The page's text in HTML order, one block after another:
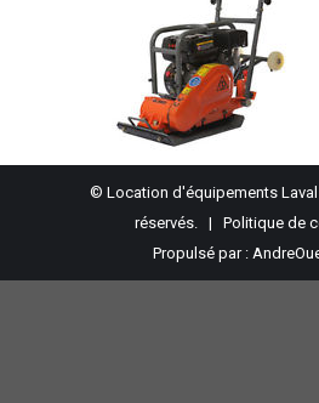
© Location d'équipements Laval
réservés. | Politique de
Propulsé par :